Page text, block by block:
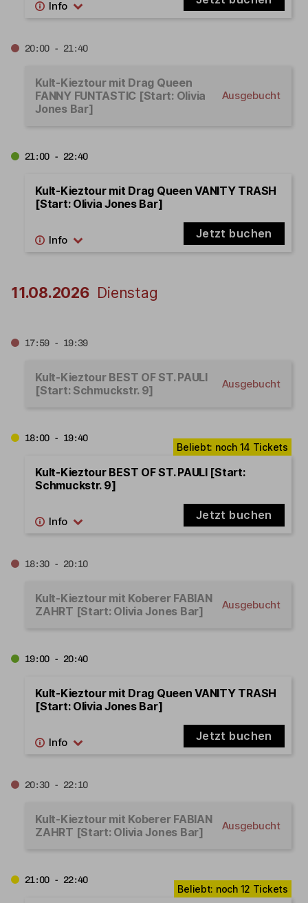
20:00 - 21:40
Kult-Kieztour mit Drag Queen
FANNY FUNTASTIC [Start: Olivia
Jones Bar]
Ausgebucht
21:00 - 22:40
Kult-Kieztour mit Drag Queen VANITY TRASH
[Start: Olivia Jones Bar]
Jetzt buchen
11.08.2026 Dienstag
17:59 - 19:39
Kult-Kieztour BEST OF ST. PAULI
[Start: Schmuckstr. 9]
Ausgebucht
18:00 - 19:40
Kult-Kieztour BEST OF ST. PAULI [Start:
Schmuckstr. 9]
Jetzt buchen
18:30 - 20:10
Kult-Kieztour mit Koberer FABIAN
ZAHRT [Start: Olivia Jones Bar]
Ausgebucht
19:00 - 20:40
Kult-Kieztour mit Drag Queen VANITY TRASH
[Start: Olivia Jones Bar]
Jetzt buchen
20:30 - 22:10
Kult-Kieztour mit Koberer FABIAN
ZAHRT [Start: Olivia Jones Bar]
Ausgebucht
21:00 - 22:40